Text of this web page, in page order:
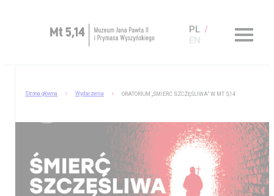
PL
EN
Kup bilet
Sklep
Strona główna Wydarzenia ORATORIUM „ŚMIERĆ SZCZĘŚLIWA” W MT 5,14